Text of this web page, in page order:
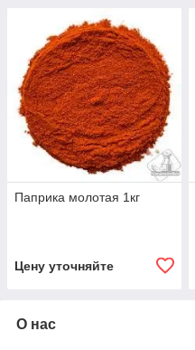
Паприка молотая 1кг
Цену уточняйте
О нас